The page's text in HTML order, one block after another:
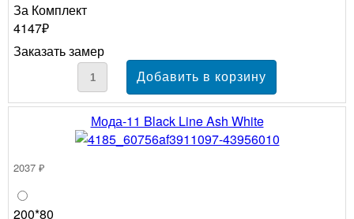
За Комплект
4147₽
Заказать замер
Мода-11 Black Line Ash White
2037 ₽
200*80